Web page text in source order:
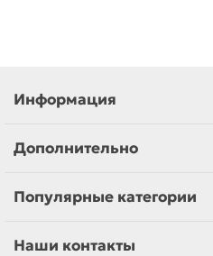
Информация
Дополнительно
Популярные категории
Наши контакты